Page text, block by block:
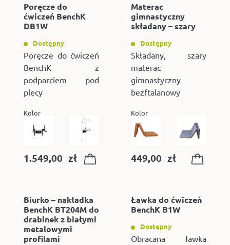
Poręcze do
ćwiczeń BenchK
DB1W
Dostępny
Poręcze do ćwiczeń
BenchK z
podparciem pod
plecy
Kolor
1.549,00 zł
Materac
gimnastyczny
składany – szary
Dostępny
Składany, szary
materac
gimnastyczny
bezftalanowy
Kolor
449,00 zł
Biurko – nakładka
BenchK BT204M do
drabinek z białymi
metalowymi
profilami
Ławka do ćwiczeń
BenchK B1W
Dostępny
Obracana ławka